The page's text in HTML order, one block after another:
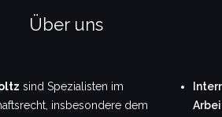
Über uns
sind Spezialisten im
insbesondere dem